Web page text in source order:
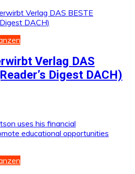
Verlag DAS
Digest DACH)